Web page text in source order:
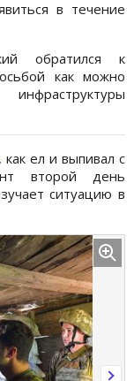
в течение
обратился к
как можно
, как ел и выпивал с
второй день
ситуацию в